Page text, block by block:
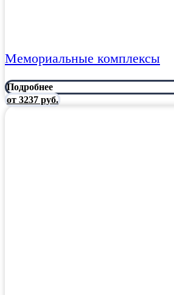
Мемориальные комплексы
Подробнее
от 3237 руб.